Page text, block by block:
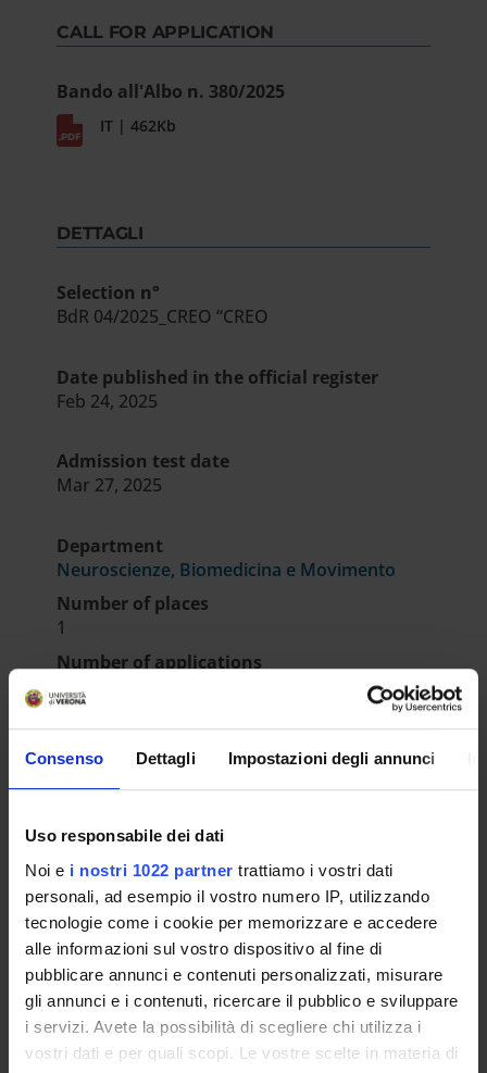
Consenso Dettagli Impostazioni degli annunci
Uso responsabile dei dati
Noi e i nostri 1022 partner trattiamo i vostri dati
personali, ad esempio il vostro numero IP, utilizzando
tecnologie come i cookie per memorizzare e accedere
alle informazioni sul vostro dispositivo al fine di
pubblicare annunci e contenuti personalizzati, misurare
gli annunci e i contenuti, ricercare il pubblico e sviluppare
i servizi. Avete la possibilità di scegliere chi utilizza i
vostri dati e per quali scopi. Le vostre scelte in materia di
CALL FOR APPLICATION
Bando all'Albo n. 380/2025
IT | 462Kb
DETTAGLI
Selection n°
BdR 04/2025_CREO “CREO
Date published in the official register
Feb 24, 2025
Admission test date
Mar 27, 2025
Department
Neuroscienze, Biomedicina e Movimento
Number of places
1
Number of applications
INFORMATION/NOTICES
Provvedimento nomina Commissione
valutatrice
IT | 354Kb
RESULT/RANKING LISTS
Provvedimento Direttoriale Graduatoria di
merito
IT | 279Kb